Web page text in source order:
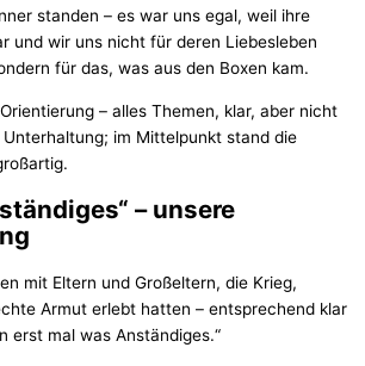
standen – es war uns egal, weil ihre
und wir uns nicht für deren Liebesleben
für das, was aus den Boxen kam.
– alles Themen, klar, aber nicht
im Mittelpunkt stand die
– unsere
mit Eltern und Großeltern, die Krieg,
Armut erlebt hatten – entsprechend klar
erst mal was Anständiges.“